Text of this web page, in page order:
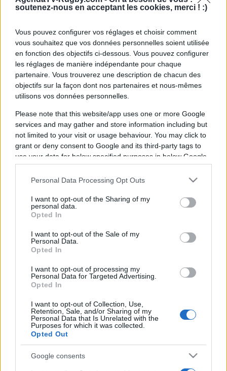
soutenez-nous en acceptant les cookies, merci ! :)
Vous pouvez configurer vos réglages et choisir comment
vous souhaitez que vos données personnelles soient utilisée
en fonction des objectifs ci-dessous. Vous pouvez configurer
les réglages de manière indépendante pour chaque
partenaire. Vous trouverez une description de chacun des
objectifs sur la façon dont nos partenaires et nous-mêmes
utilisons vos données personnelles.
Please note that this website/app uses one or more Google
services and may gather and store information including but
not limited to your visit or usage behaviour. You may click to
grant or deny consent to Google and its third-party tags to
use your data for below specified purposes in below Google
consent section.
Personal Data Processing Opt Outs
I want to opt-out of the Sharing of my
personal data.
Opted In
I want to opt-out of the Sale of my
Personal Data.
Opted In
I want to opt-out of processing my
Personal Data for Targeted Advertising.
Opted In
I want to opt-out of Collection, Use,
Retention, Sale, and/or Sharing of my
Personal Data that Is Unrelated with the
Purposes for which it was collected.
Opted Out
Google consents
Programme TV Rugby>Pro D2> Biarritz - Oyonnax
21h00
Biarritz Oyonnax